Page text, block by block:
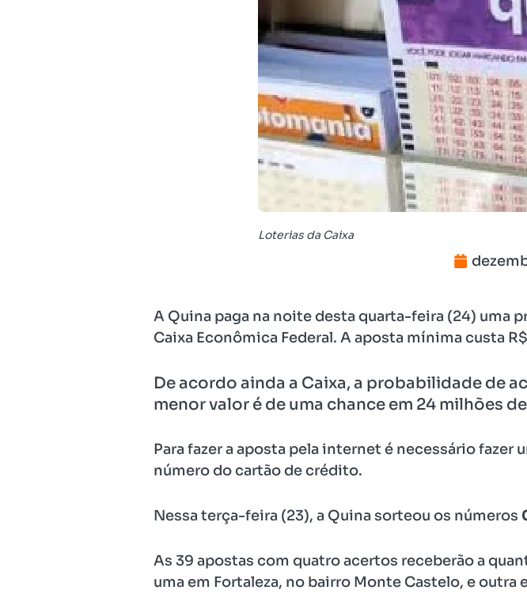
Loterias da Caixa
A Quina paga na noite desta quarta-feira (24) uma
Caixa Econômica Federal. A aposta mínima custa
De acordo ainda a Caixa, a probabilidade de
menor valor é de uma chance em 24 milhões
Para fazer a aposta pela internet é necessário fazer
número do cartão de crédito.
Nessa terça-feira (23), a Quina sorteou os números
As 39 apostas com quatro acertos receberão a
uma em Fortaleza, no bairro Monte Castelo, e outra